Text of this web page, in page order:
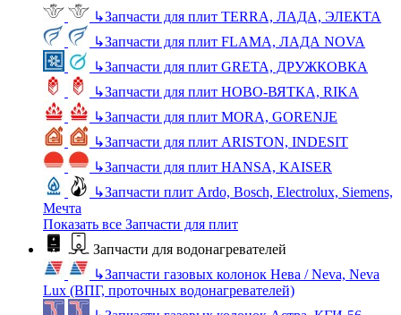
↳Запчасти для плит TERRA, ЛАДА, ЭЛЕКТА
↳Запчасти для плит FLAMA, ЛАДА NOVA
↳Запчасти для плит GRETA, ДРУЖКОВКА
↳Запчасти для плит НОВО-ВЯТКА, RIKA
↳Запчасти для плит MORA, GORENJE
↳Запчасти для плит ARISTON, INDESIT
↳Запчасти для плит HANSA, KAISER
↳Запчасти плит Ardo, Bosch, Electrolux, Siemens,
Мечта
Показать все Запчасти для плит
Запчасти для водонагревателей
↳Запчасти газовых колонок Нева / Neva, Neva
Lux (ВПГ, проточных водонагревателей)